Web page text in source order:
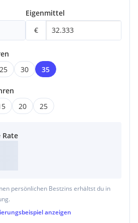
Eigenmittel
€
25 30 35
20 25
persönlichen Bestzins erhältst du in
anzeigen